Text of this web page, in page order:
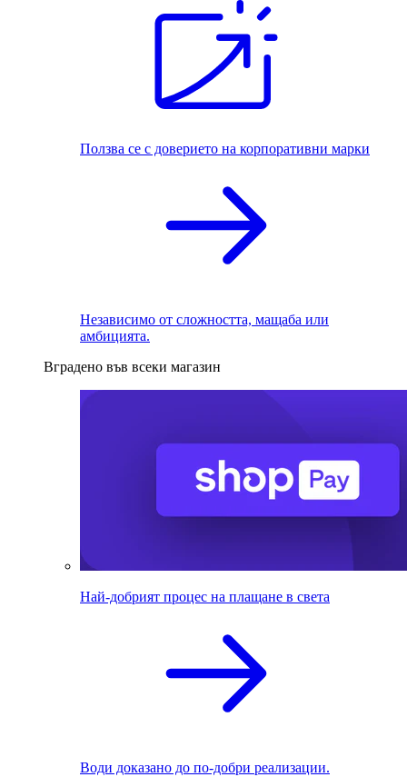
Ползва се с доверието на корпоративни марки
Независимо от сложността, мащаба или
амбицията.
Вградено във всеки магазин
Най-добрият процес на плащане в света
Води доказано до по-добри реализации.